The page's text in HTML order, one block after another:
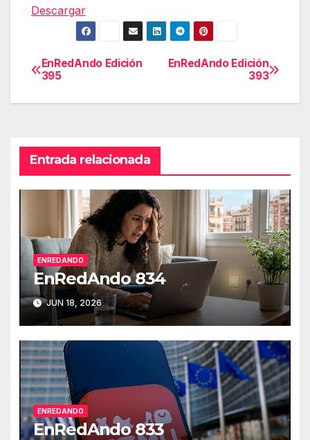
Descargar
Navegación
de
EnRedAndo Edición
393
EnRedAndo Edición
395
Entrada relacionada
ENREDANDO
EnRedAndo 834
JUN 18, 2026
ENREDANDO
EnRedAndo 833